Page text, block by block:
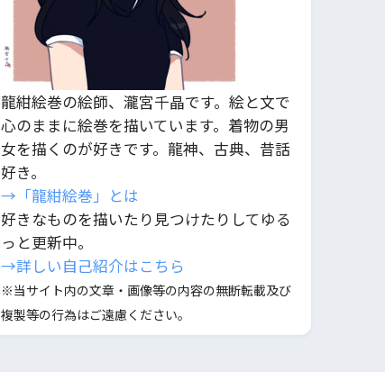
龍紺絵巻の絵師、瀧宮千晶です。絵と文で
心のままに絵巻を描いています。着物の男
女を描くのが好きです。龍神、古典、昔話
好き。
→「龍紺絵巻」とは
好きなものを描いたり見つけたりしてゆる
っと更新中。
→詳しい自己紹介はこちら
※当サイト内の文章・画像等の内容の無断転載及び
複製等の行為はご遠慮ください。